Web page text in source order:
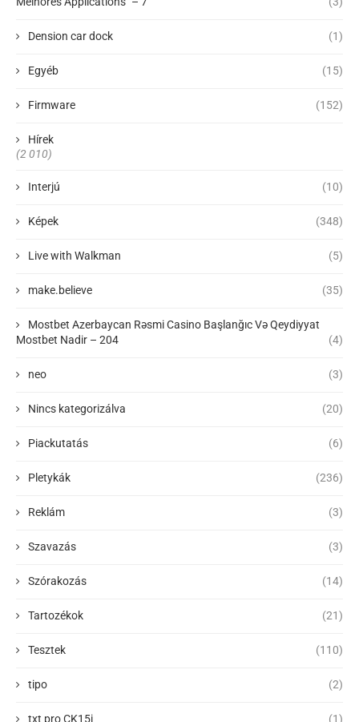
Dension car dock (1)
Egyéb (15)
Firmware (152)
Hírek
(2 010)
Interjú (10)
Képek (348)
Live with Walkman (5)
make.believe (35)
Mostbet Azerbaycan Rəsmi Casino Başlanğıc Və Qeydiyyat
Mostbet Nadir – 204
(4)
neo (3)
Nincs kategorizálva (20)
Piackutatás (6)
Pletykák (236)
Reklám (3)
Szavazás (3)
Szórakozás (14)
Tartozékok (21)
Tesztek (110)
tipo (2)
txt pro CK15i (1)